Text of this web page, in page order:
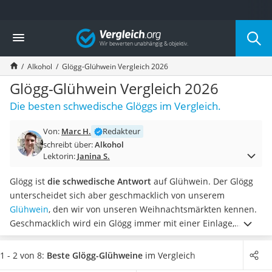
Die beliebtesten Vergleiche nach Kategorie
Lebensmittel
Schwarzkümmelöl
Knäckebrot
Schwarzkümmelöl-Kapseln
Manukahonig
Eiklar
Balsamico-Essig
Schwarzkümmelöl bio
Honig
Gemüsebrühe
Eiskaffee-Pulver
Irischer Whiskey
Grapefruitkernextrakt
Matcha-Set
Vergleich
Alkohol Glögg-Glühwein Vergleich 2026
Glögg-Glühwein Vergleich 2026
Die besten schwedische Glöggs im Vergleich.
Von: Marc H.
Redakteur
schreibt über:Alkohol
Lektorin: Janina S.
Glögg ist die schwedische Antwort auf Glühwein. Der Glögg
unterscheidet sich aber geschmacklich von unserem
Glühwein, den wir von unseren Weihnachtsmärkten kennen.
Geschmacklich wird ein Glögg immer mit einer Einlage,
beispielsweise Mandeln, serviert. Tests im Internet von
verschiedenen Glögg-Glühweinen haben gezeigt, dass sich
1 - 2 von 8: Beste Glögg-Glühweine im Vergleich